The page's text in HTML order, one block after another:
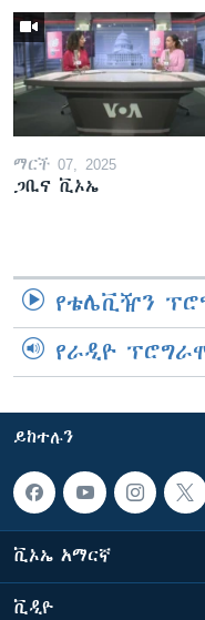
ማርች 07, 2025
ጋቢና ቪኦኤ
የቴሌቪዥን
የራዲዮ
ይከተሉን
ቪኦኤ አማርኛ
ቪዲዮ